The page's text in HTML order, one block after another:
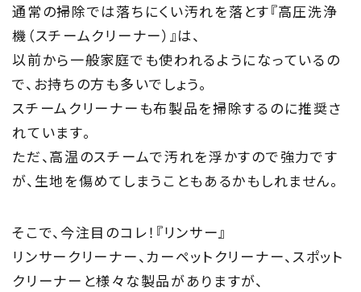
家づくりに役立つ情報
Maintenance
家のメンテナンス
じゅうmado
住宅相談窓口 じゅうmado
通常の掃除では落ちにくい汚れを落とす『高圧洗浄
機（スチームクリーナー）』は、
以前から一般家庭でも使われるようになっているの
で、お持ちの方も多いでしょう。
スチームクリーナーも布製品を掃除するのに推奨さ
れています。
ただ、高温のスチームで汚れを浮かすので強力です
が、生地を傷めてしまうこともあるかもしれません。
そこで、今注目のコレ！『リンサー』
リンサークリーナー、カーペットクリーナー、スポット
クリーナーと様々な製品がありますが、